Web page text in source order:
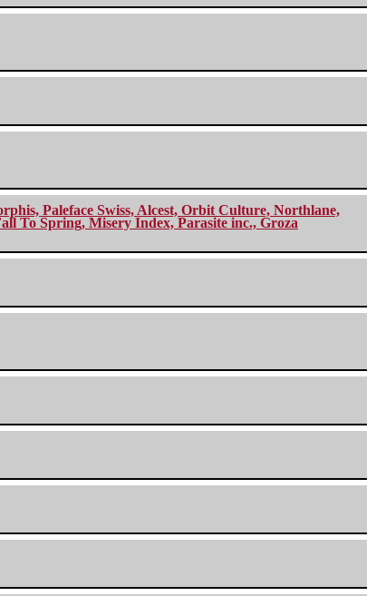
Paleface Swiss, Alcest, Orbit Culture, Northlane,
To Spring, Misery Index, Parasite inc., Groza